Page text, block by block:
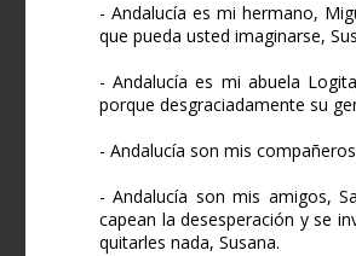
- Andalucía es mi hermano,
que pueda usted imaginarse,
- Andalucía es mi abuela
porque desgraciadamente su
- Andalucía son mis
- Andalucía son mis amigos,
capean la desesperación y se
quitarles nada, Susana.